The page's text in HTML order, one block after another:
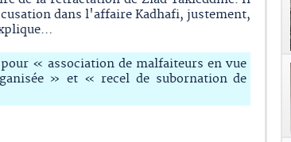
dans l'affaire Kadhafi, justement,
« association de malfaiteurs en vue
» et « recel de subornation de